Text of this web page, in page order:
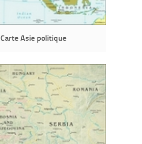
Carte Asie politique